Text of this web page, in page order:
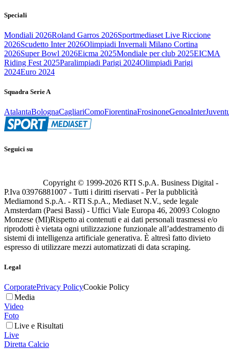
Speciali
Mondiali 2026Roland Garros 2026Sportmediaset Live Riccione
2026Scudetto Inter 2026Olimpiadi Invernali Milano Cortina
2026Super Bowl 2026Eicma 2025Mondiale per club 2025EICMA
Riding Fest 2025Paralimpiadi Parigi 2024Olimpiadi Parigi
2024Euro 2024
Squadra Serie A
AtalantaBolognaCagliariComoFiorentinaFrosinoneGenoaInter
Seguici su
Copyright © 1999-2026 RTI S.p.A. Business Digital -
P.Iva 03976881007 - Tutti i diritti riservati - Per la pubblicità
Mediamond S.p.A. - RTI S.p.A., Mediaset N.V., sede legale
Amsterdam (Paesi Bassi) - Uffici Viale Europa 46, 20093 Cologno
Monzese (MI)Rispetto ai contenuti e ai dati personali trasmessi e/o
riprodotti è vietata ogni utilizzazione funzionale all’addestramento di
sistemi di intelligenza artificiale generativa. È altresì fatto divieto
espresso di utilizzare mezzi automatizzati di data scraping.
Legal
CorporatePrivacy PolicyCookie Policy
Media
Video
Foto
Live e Risultati
Live
Diretta Calcio